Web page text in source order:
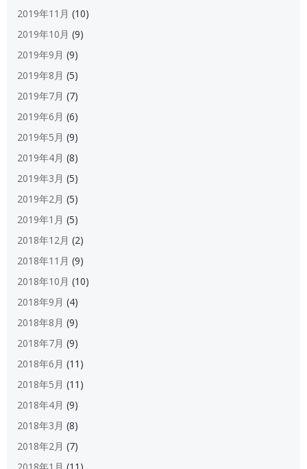
2019年11月 (10)
2019年10月 (9)
2019年9月 (9)
2019年8月 (5)
2019年7月 (7)
2019年6月 (6)
2019年5月 (9)
2019年4月 (8)
2019年3月 (5)
2019年2月 (5)
2019年1月 (5)
2018年12月 (2)
2018年11月 (9)
2018年10月 (10)
2018年9月 (4)
2018年8月 (9)
2018年7月 (9)
2018年6月 (11)
2018年5月 (11)
2018年4月 (9)
2018年3月 (8)
2018年2月 (7)